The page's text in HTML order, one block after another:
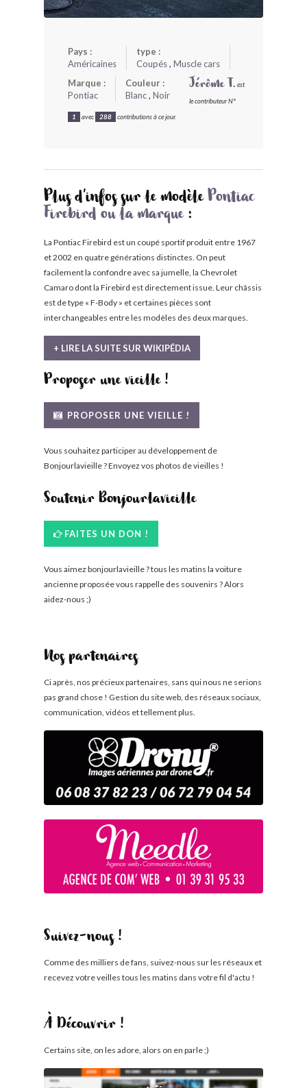
Pays :
Américaines
type :
Coupés, Muscle cars
Marque :
Pontiac
Couleur :
Blanc, Noir
Jérôme T. est
le contributeur N°
1 avec 288 contributions à ce jour.
Plus d'infos sur le modèle Pontiac
Firebird ou la marque:
La Pontiac Firebird est un coupé sportif produit entre 1967
et 2002 en quatre générations distinctes. On peut
facilement la confondre avec sa jumelle, la Chevrolet
Camaro dont la Firebird est directement issue. Leur châssis
est de type « F-Body » et certaines pièces sont
interchangeables entre les modèles des deux marques.
+ LIRE LA SUITE SUR WIKIPÉDIA
Proposer une vieille !
PROPOSER UNE VIEILLE !
Vous souhaitez participer au développement de
Bonjourlavieille ? Envoyez vos photos de vieilles !
Soutenir Bonjourlavieille
FAITES UN DON !
Vous aimez bonjourlavieille ? tous les matins la voiture
ancienne proposée vous rappelle des souvenirs ? Alors
aidez-nous ;)
Nos partenaires
Ci après, nos précieux partenaires, sans qui nous ne serions
pas grand chose ! Gestion du site web, des réseaux sociaux,
communication, vidéos et tellement plus.
Suivez-nous !
Comme des milliers de fans, suivez-nous sur les réseaux et
recevez votre veilles tous les matins dans votre fil d'actu !
À Découvrir !
Certains site, on les adore, alors on en parle ;)